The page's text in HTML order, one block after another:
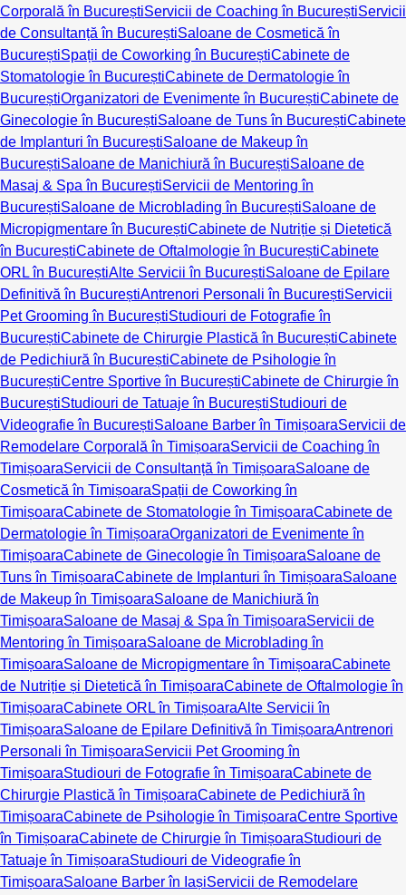
Corporală în BucureștiServicii de Coaching în BucureștiServicii
de Consultanță în BucureștiSaloane de Cosmetică în
BucureștiSpații de Coworking în BucureștiCabinete de
Stomatologie în BucureștiCabinete de Dermatologie în
BucureștiOrganizatori de Evenimente în BucureștiCabinete de
Ginecologie în BucureștiSaloane de Tuns în BucureștiCabinete
de Implanturi în BucureștiSaloane de Makeup în
BucureștiSaloane de Manichiură în BucureștiSaloane de
Masaj & Spa în BucureștiServicii de Mentoring în
BucureștiSaloane de Microblading în BucureștiSaloane de
Micropigmentare în BucureștiCabinete de Nutriție și Dietetică
în BucureștiCabinete de Oftalmologie în BucureștiCabinete
ORL în BucureștiAlte Servicii în BucureștiSaloane de Epilare
Definitivă în BucureștiAntrenori Personali în BucureștiServicii
Pet Grooming în BucureștiStudiouri de Fotografie în
BucureștiCabinete de Chirurgie Plastică în BucureștiCabinete
de Pedichiură în BucureștiCabinete de Psihologie în
BucureștiCentre Sportive în BucureștiCabinete de Chirurgie în
BucureștiStudiouri de Tatuaje în BucureștiStudiouri de
Videografie în BucureștiSaloane Barber în TimișoaraServicii de
Remodelare Corporală în TimișoaraServicii de Coaching în
TimișoaraServicii de Consultanță în TimișoaraSaloane de
Cosmetică în TimișoaraSpații de Coworking în
TimișoaraCabinete de Stomatologie în TimișoaraCabinete de
Dermatologie în TimișoaraOrganizatori de Evenimente în
TimișoaraCabinete de Ginecologie în TimișoaraSaloane de
Tuns în TimișoaraCabinete de Implanturi în TimișoaraSaloane
de Makeup în TimișoaraSaloane de Manichiură în
TimișoaraSaloane de Masaj & Spa în TimișoaraServicii de
Mentoring în TimișoaraSaloane de Microblading în
TimișoaraSaloane de Micropigmentare în TimișoaraCabinete
de Nutriție și Dietetică în TimișoaraCabinete de Oftalmologie în
TimișoaraCabinete ORL în TimișoaraAlte Servicii în
TimișoaraSaloane de Epilare Definitivă în TimișoaraAntrenori
Personali în TimișoaraServicii Pet Grooming în
TimișoaraStudiouri de Fotografie în TimișoaraCabinete de
Chirurgie Plastică în TimișoaraCabinete de Pedichiură în
TimișoaraCabinete de Psihologie în TimișoaraCentre Sportive
în TimișoaraCabinete de Chirurgie în TimișoaraStudiouri de
Tatuaje în TimișoaraStudiouri de Videografie în
TimișoaraSaloane Barber în IașiServicii de Remodelare